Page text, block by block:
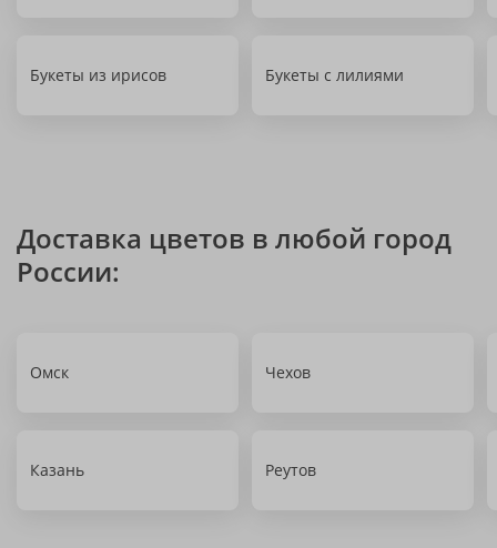
Букеты из ирисов Букеты с лилиями
Доставка цветов в любой город
России:
Омск Чехов
Казань Реутов